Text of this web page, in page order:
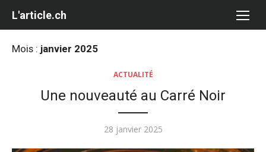
L'article.ch
Mois : janvier 2025
ACTUALITÉ
Une nouveauté au Carré Noir
Publié
28 janvier 2025